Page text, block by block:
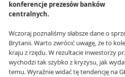
konferencje prezesów banków
centralnych.
Wczoraj poznaliśmy słabsze dane o
Brytanii. Warto zwrócić uwagę, że to
kraju z rzędu. W rezultacie inwestorzy
wychodzi tak szybko z kryzysu, jak
temu. Wyraźnie widać tę tendencję na